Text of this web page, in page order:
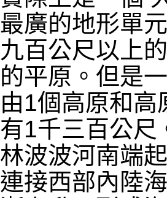
最廣的地形單
九百公尺以上
的平原。但是
由1個高原和
有1千三百公尺
林波波河南端
連接西部內陸